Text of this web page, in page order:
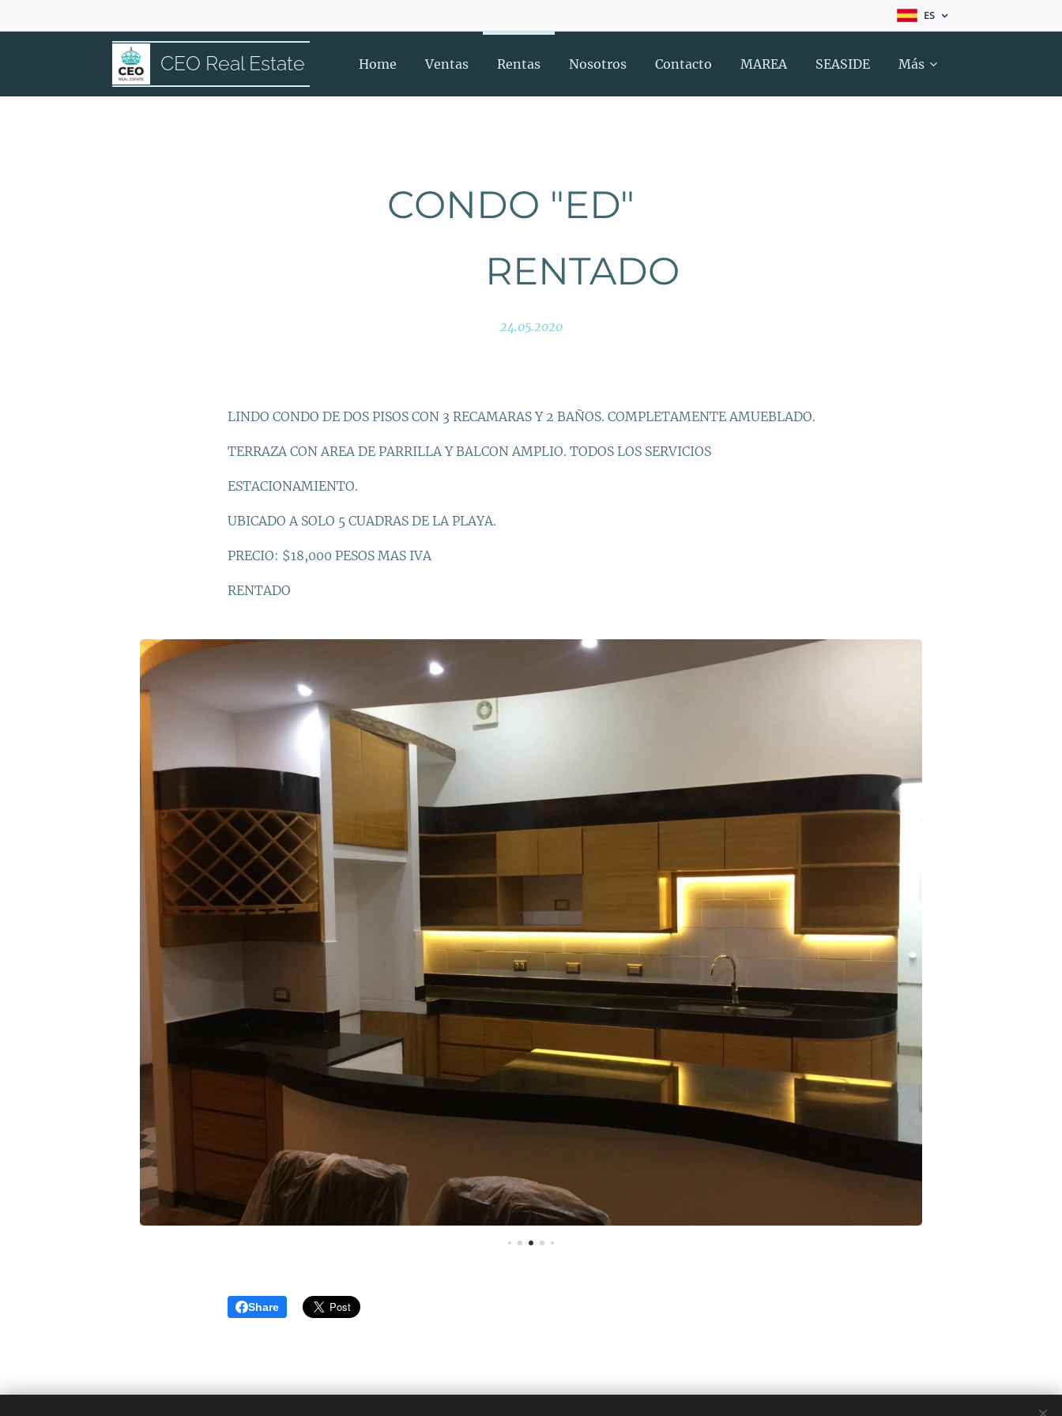
ES
CEO Real Estate Home Ventas Rentas Nosotros Contacto MAREA SEASIDE Más
CONDO "ED"
RENTADO
24.05.2020
LINDO CONDO DE DOS PISOS CON 3 RECAMARAS Y 2 BAÑOS. COMPLETAMENTE AMUEBLADO.
TERRAZA CON AREA DE PARRILLA Y BALCON AMPLIO. TODOS LOS SERVICIOS
ESTACIONAMIENTO.
UBICADO A SOLO 5 CUADRAS DE LA PLAYA.
PRECIO: $18,000 PESOS MAS IVA
RENTADO
Share